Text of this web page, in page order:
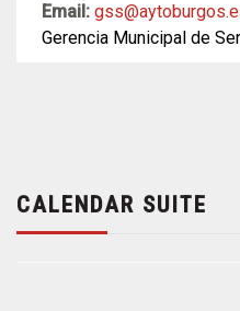
Email:
Gerencia Municipal de
CALENDAR SUITE